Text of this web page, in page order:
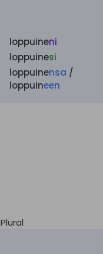
loppuineni
loppuinesi
loppuinensa /
loppuineen
Plural